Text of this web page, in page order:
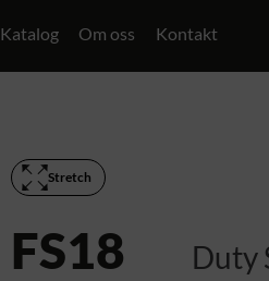
Katalog Om oss Kontakt
Stretch
FS18 Duty